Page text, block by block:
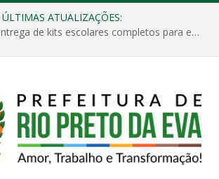
ÚLTIMAS ATUALIZAÇÕES:
Prefeitura inicia entrega de kits escolares completos para estudantes da rede municipal de ensino